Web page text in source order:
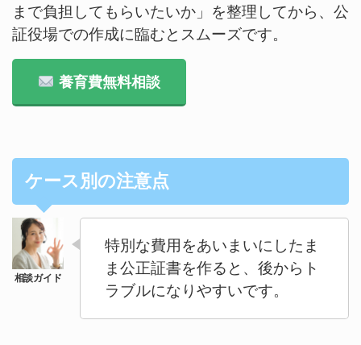
まで負担してもらいたいか」を整理してから、公
証役場での作成に臨むとスムーズです。
養育費無料相談
ケース別の注意点
特別な費用をあいまいにしたま
ま公正証書を作ると、後からト
ラブルになりやすいです。